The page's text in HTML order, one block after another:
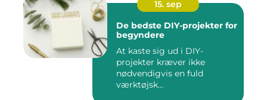
15. sep
De bedste DIY-projekter for
begyndere
At kaste sig ud i DIY-
projekter kræver ikke
nødvendigvis en fuld
værktøjsk...